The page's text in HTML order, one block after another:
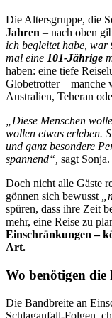
Die Altersgruppe, die
Jahren – nach oben
ich begleitet habe,
mal eine 101-Jährige
haben: eine tiefe
Globetrotter – manche
Australien, Teheran
„Diese Menschen
wollen etwas erleben.
und ganz besondere
spannend“, sagt Sonja.
Doch nicht alle Gäste
gönnen sich bewusst
spüren, dass ihre Zeit
mehr, eine Reise zu
Einschränkungen –
Art.
Wo benötigen die
Die Bandbreite an
Schlaganfall-Folgen,